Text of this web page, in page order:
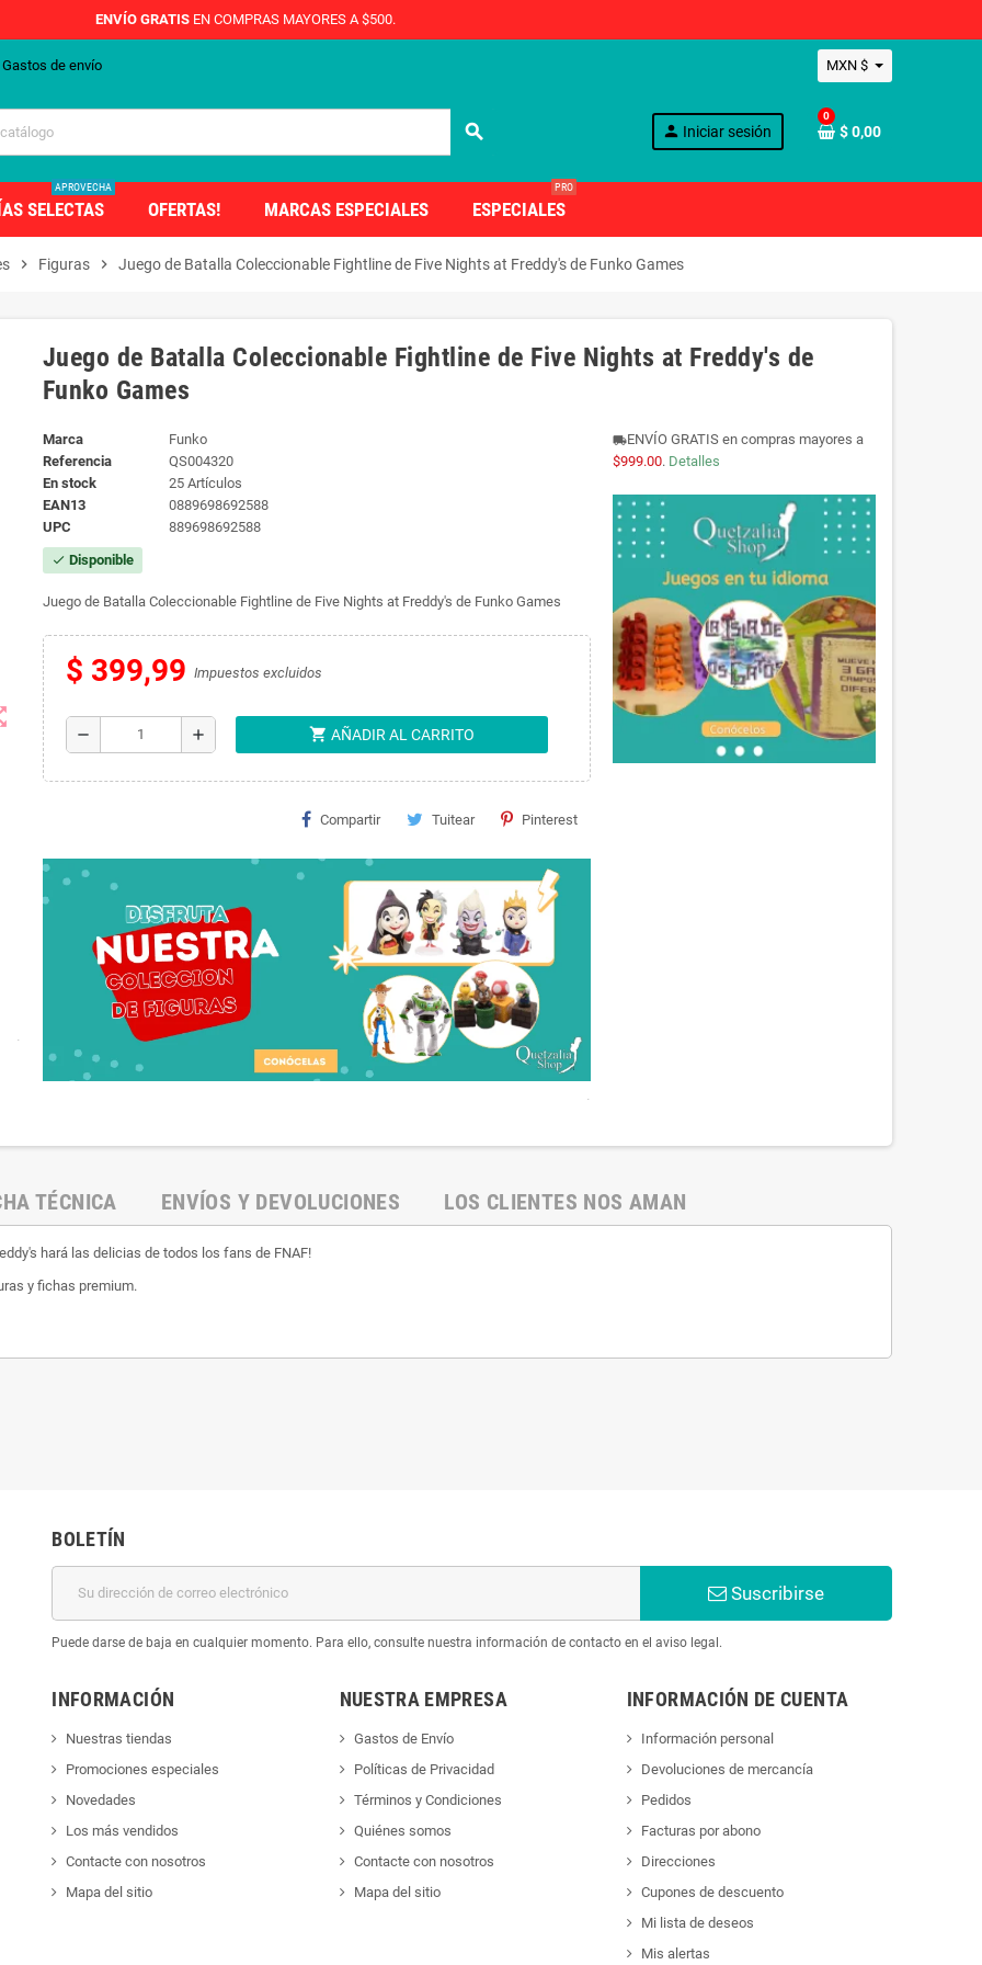
ENVÍO GRATIS EN COMPRAS MAYORES A $500.
Gastos de envío MXN $
search person Iniciar sesión
0
$ 0,00
SELECTAS
APROVECHA
OFERTAS! MARCAS ESPECIALES ESPECIALES
PRO
chevron_right Figuras chevron_right Juego de Batalla Coleccionable Fightline de Five Nights at Freddy's de Funko Games
.
Juego de Batalla Coleccionable Fightline de Five Nights at Freddy's de
Funko Games
Marca
Funko
Referencia
QS004320
En stock
25 Artículos
EAN13
0889698692588
UPC
889698692588
check Disponible
Juego de Batalla Coleccionable Fightline de Five Nights at Freddy's de Funko Games
$ 399,99 Impuestos excluidos
remove add shopping_cart AÑADIR AL CARRITO
Compartir Tuitear Pinterest
.
local_shippingENVÍO GRATIS en compras mayores a
$999.00. Detalles
TÉCNICA ENVÍOS Y DEVOLUCIONES LOS CLIENTES NOS AMAN
hará las delicias de todos los fans de FNAF!
y fichas premium.
BOLETÍN
Suscribirse
Puede darse de baja en cualquier momento. Para ello, consulte nuestra información de contacto en el aviso legal.
INFORMACIÓN
Nuestras tiendas
Promociones especiales
Novedades
Los más vendidos
Contacte con nosotros
Mapa del sitio
NUESTRA EMPRESA
Gastos de Envío
Políticas de Privacidad
Términos y Condiciones
Quiénes somos
Contacte con nosotros
Mapa del sitio
INFORMACIÓN DE CUENTA
Información personal
Devoluciones de mercancía
Pedidos
Facturas por abono
Direcciones
Cupones de descuento
Mi lista de deseos
Mis alertas